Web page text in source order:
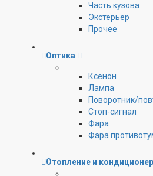
Часть кузова
Экстерьер
Прочее
Оптика
Ксенон
Лампа
Поворотник/
Стоп-сигнал
Фара
Фара
Отопление и кондиционер